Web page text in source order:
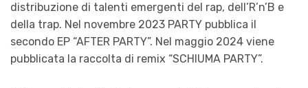
distribuzione di talenti emergenti del rap, dell’R’n’B e
della trap. Nel novembre 2023 PARTY pubblica il
secondo EP “AFTER PARTY”. Nel maggio 2024 viene
pubblicata la raccolta di remix “SCHIUMA PARTY”.